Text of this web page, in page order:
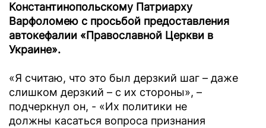
Константинопольскому Патриарху
Варфоломею с просьбой предоставления
автокефалии «Православной Церкви в
Украине».
«Я считаю, что это был дерзкий шаг – даже
слишком дерзкий – с их стороны», –
подчеркнул он, - «Их политики не
должны касаться вопроса признания